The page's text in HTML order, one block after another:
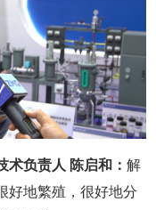
术负责人 陈启和：解
好地繁殖，很好地分